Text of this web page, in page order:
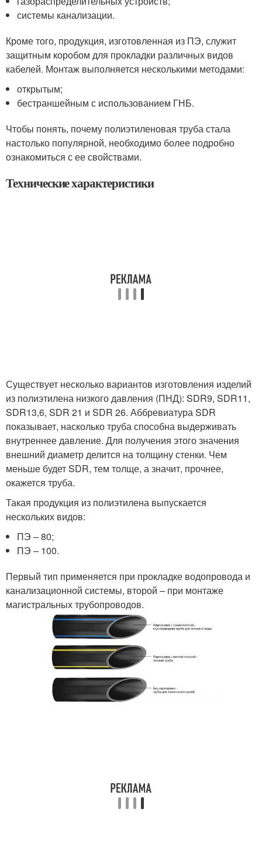
системы канализации.
Кроме того, продукция, изготовленная из ПЭ, служит
защитным коробом для прокладки различных видов
кабелей. Монтаж выполняется несколькими методами:
открытым;
бестраншейным с использованием ГНБ.
Чтобы понять, почему полиэтиленовая труба стала
настолько популярной, необходимо более подробно
ознакомиться с ее свойствами.
Технические характеристики
Существует несколько вариантов изготовления изделий
из полиэтилена низкого давления (ПНД): SDR9, SDR11,
SDR13,6, SDR 21 и SDR 26. Аббревиатура SDR
показывает, насколько труба способна выдерживать
внутреннее давление. Для получения этого значения
внешний диаметр делится на толщину стенки. Чем
меньше будет SDR, тем толще, а значит, прочнее,
окажется труба.
Такая продукция из полиэтилена выпускается
нескольких видов:
ПЭ – 80;
ПЭ – 100.
Первый тип применяется при прокладке водопровода и
канализационной системы, второй – при монтаже
магистральных трубопроводов.